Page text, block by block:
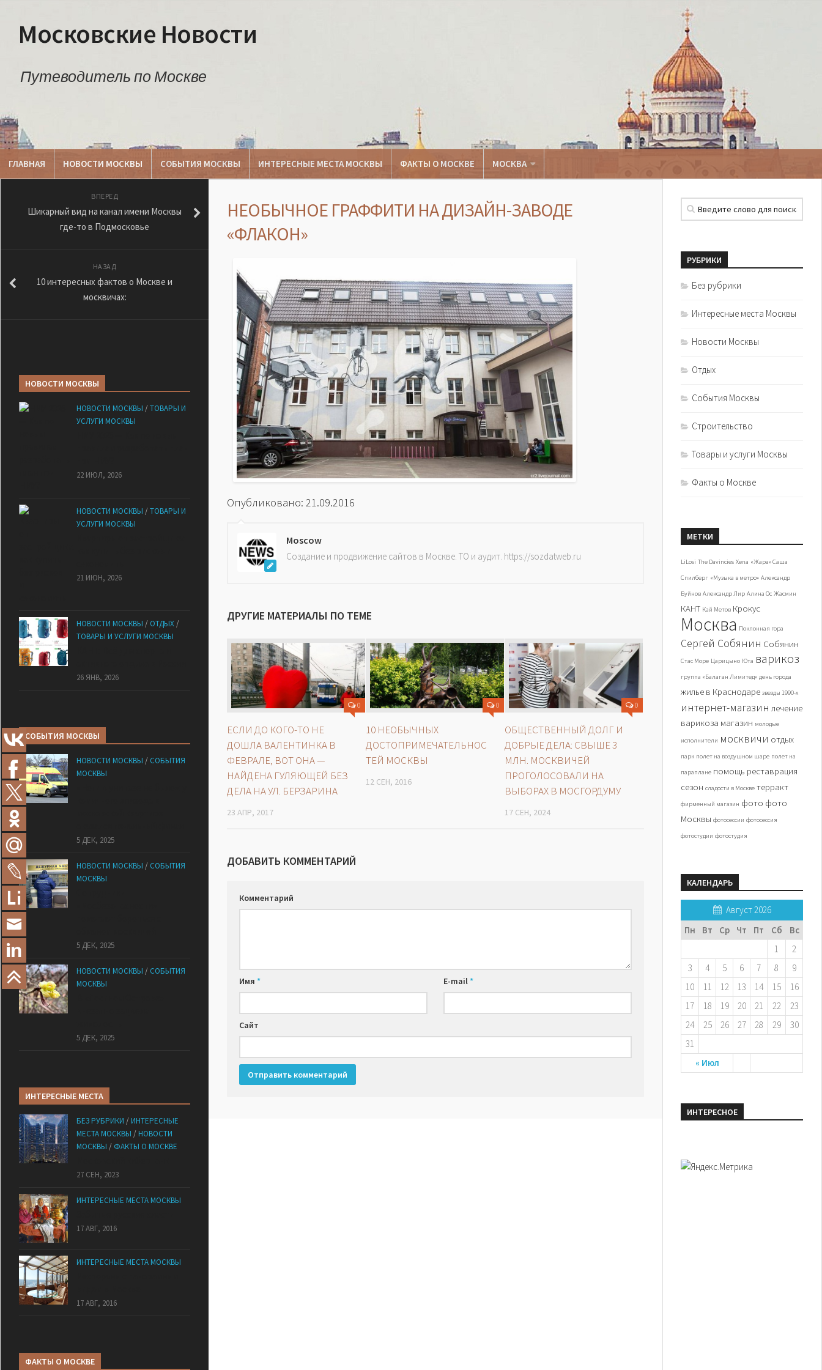
Московские Новости
Путеводитель по Москве
ГЛАВНАЯ НОВОСТИ МОСКВЫ СОБЫТИЯ МОСКВЫ ИНТЕРЕСНЫЕ МЕСТА МОСКВЫ ФАКТЫ О МОСКВЕ МОСКВА
НЕОБЫЧНОЕ ГРАФФИТИ НА ДИЗАЙН-ЗАВОДЕ
«ФЛАКОН»
Опубликовано: 21.09.2016
Moscow
Создание и продвижение сайтов в Москве. ТО и аудит. https://sozdatweb.ru
ДРУГИЕ МАТЕРИАЛЫ ПО ТЕМЕ
0
ЕСЛИ ДО КОГО-ТО НЕ
ДОШЛА ВАЛЕНТИНКА В
ФЕВРАЛЕ, ВОТ ОНА —
НАЙДЕНА ГУЛЯЮЩЕЙ БЕЗ
ДЕЛА НА УЛ. БЕРЗАРИНА
23 АПР, 2017
0
10 НЕОБЫЧНЫХ
ДОСТОПРИМЕЧАТЕЛЬНОС
ТЕЙ МОСКВЫ
12 СЕН, 2016
0
ОБЩЕСТВЕННЫЙ ДОЛГ И
ДОБРЫЕ ДЕЛА: СВЫШЕ 3
МЛН. МОСКВИЧЕЙ
ПРОГОЛОСОВАЛИ НА
ВЫБОРАХ В МОСГОРДУМУ
17 СЕН, 2024
ДОБАВИТЬ КОММЕНТАРИЙ
Комментарий
Имя * E-mail*
Сайт
ВПЕРЕД
Шикарный вид на канал имени Москвы
где-то в Подмосковье
НАЗАД
10 интересных фактов о Москве и
москвичах:
НОВОСТИ МОСКВЫ
НОВОСТИ МОСКВЫ /ТОВАРЫ И
УСЛУГИ МОСКВЫ
22 ИЮЛ, 2026
НОВОСТИ МОСКВЫ /ТОВАРЫ И
УСЛУГИ МОСКВЫ
21 ИЮН, 2026
НОВОСТИ МОСКВЫ / ОТДЫХ /
ТОВАРЫ И УСЛУГИ МОСКВЫ
26 ЯНВ, 2026
СОБЫТИЯ МОСКВЫ
НОВОСТИ МОСКВЫ / СОБЫТИЯ
МОСКВЫ
5 ДЕК, 2025
НОВОСТИ МОСКВЫ / СОБЫТИЯ
МОСКВЫ
5 ДЕК, 2025
НОВОСТИ МОСКВЫ / СОБЫТИЯ
МОСКВЫ
5 ДЕК, 2025
ИНТЕРЕСНЫЕ МЕСТА
БЕЗ РУБРИКИ /ИНТЕРЕСНЫЕ
МЕСТА МОСКВЫ /НОВОСТИ
МОСКВЫ / ФАКТЫ О МОСКВЕ
27 СЕН, 2023
ИНТЕРЕСНЫЕ МЕСТА МОСКВЫ
17 АВГ, 2016
ИНТЕРЕСНЫЕ МЕСТА МОСКВЫ
17 АВГ, 2016
ФАКТЫ О МОСКВЕ
РУБРИКИ
Без рубрики
Интересные места Москвы
Новости Москвы
Отдых
События Москвы
Строительство
Товары и услуги Москвы
Факты о Москве
МЕТКИ
LiLosi The Davincies Xena «Жара» Саша
Спилберг «Музыка в метро» Александр
Буйнов Александр Лир Алина Ос Жасмин
КАНТ Кай Метов Крокус
Москва Поклонная гора
Сергей Собянин Собянин
Стас Море Царицыно Юта варикоз
группа «Балаган Лимитед» день города
жилье в Краснодаре звезды 1990-х
интернет-магазин лечение
варикоза магазин молодые
исполнители москвичи отдых
парк полет на воздушном шаре полет на
параплане помощь реставрация
сезон сладости в Москве терракт
фирменный магазин фото фото
Москвы фотосессии фотосессия
фотостудии фотостудия
КАЛЕНДАРЬ
Август 2026
Пн
Вт Ср Чт Пт Сб Вс
« Июл
1
2
3
4 5 6 7 8
9
10
11 12 13 14 15
16
17
18 19 20 21 22
23
24
25 26 27 28 29
30
31
ИНТЕРЕСНОЕ